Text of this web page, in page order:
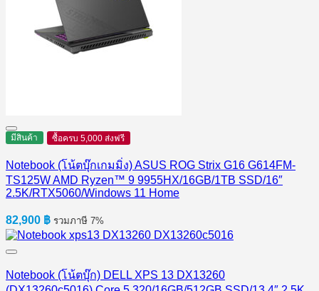
มีสินค้า ซื้อครบ 5,000 ส่งฟรี
Notebook (โน้ตบุ๊กเกมมิ่ง) ASUS ROG Strix G16 G614FM-
TS125W AMD Ryzen™ 9 9955HX/16GB/1TB SSD/16″
2.5K/RTX5060/Windows 11 Home
82,900 ฿ รวมภาษี 7%
Notebook (โน้ตบุ๊ก) DELL XPS 13 DX13260